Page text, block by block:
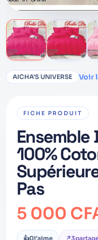
AICHA'S UNIVERSE Voir
FICHE PRODUIT
Ensemble
100%
Pas
5 000
👍0j’aime ↗3